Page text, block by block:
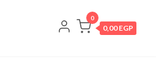
0
0,00 EGP